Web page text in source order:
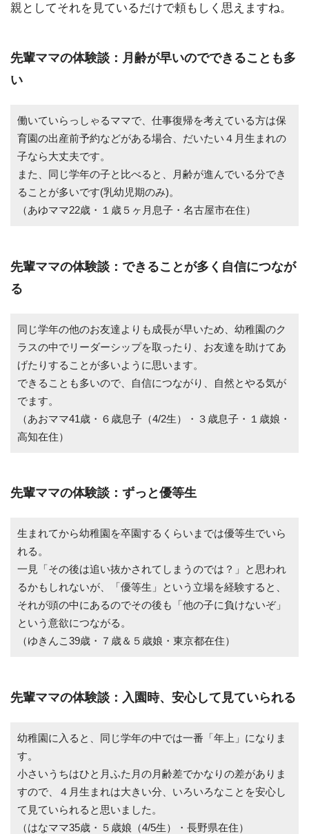
親としてそれを見ているだけで頼もしく思えますね。
先輩ママの体験談：月齢が早いのでできることも多
い
働いていらっしゃるママで、仕事復帰を考えている方は保
育園の出産前予約などがある場合、だいたい４月生まれの
子なら大丈夫です。
また、同じ学年の子と比べると、月齢が進んでいる分でき
ることが多いです(乳幼児期のみ)。
（あゆママ22歳・１歳５ヶ月息子・名古屋市在住）
先輩ママの体験談：できることが多く自信につなが
る
同じ学年の他のお友達よりも成長が早いため、幼稚園のク
ラスの中でリーダーシップを取ったり、お友達を助けてあ
げたりすることが多いように思います。
できることも多いので、自信につながり、自然とやる気が
でます。
（あおママ41歳・６歳息子（4/2生）・３歳息子・１歳娘・
高知在住）
先輩ママの体験談：ずっと優等生
生まれてから幼稚園を卒園するくらいまでは優等生でいら
れる。
一見「その後は追い抜かされてしまうのでは？」と思われ
るかもしれないが、「優等生」という立場を経験すると、
それが頭の中にあるのでその後も「他の子に負けないぞ」
という意欲につながる。
（ゆきんこ39歳・７歳＆５歳娘・東京都在住）
先輩ママの体験談：入園時、安心して見ていられる
幼稚園に入ると、同じ学年の中では一番「年上」になりま
す。
小さいうちはひと月ふた月の月齢差でかなりの差がありま
すので、４月生まれは大きい分、いろいろなことを安心し
て見ていられると思いました。
（はなママ35歳・５歳娘（4/5生）・長野県在住）